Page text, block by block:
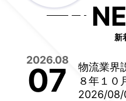
新
2026.08
07
物流業界
８年１
2026/08/